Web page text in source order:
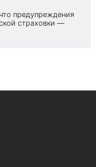
предупреждения
страховки —